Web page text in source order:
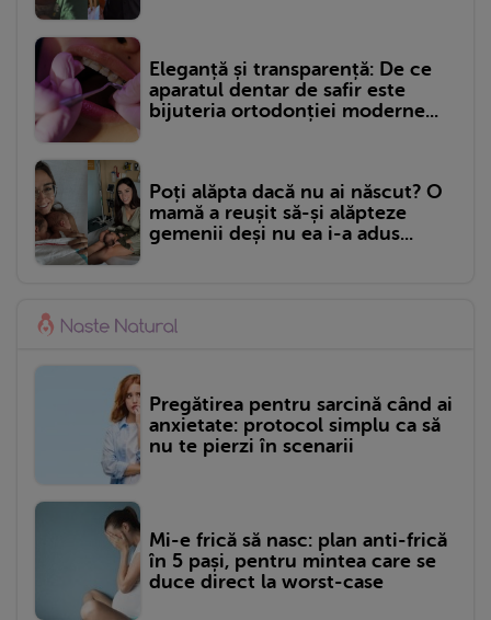
Eleganță și transparență: De ce
aparatul dentar de safir este
bijuteria ortodonției moderne...
Poți alăpta dacă nu ai născut? O
mamă a reușit să-și alăpteze
gemenii deși nu ea i-a adus...
Pregătirea pentru sarcină când ai
anxietate: protocol simplu ca să
nu te pierzi în scenarii
Mi-e frică să nasc: plan anti-frică
în 5 pași, pentru mintea care se
duce direct la worst-case